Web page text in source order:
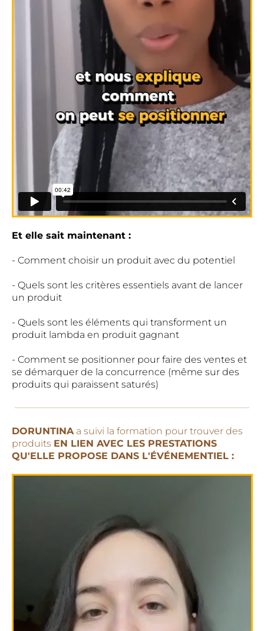
Et elle sait maintenant :
- Comment choisir un produit avec du potentiel
- Quels sont les critères essentiels avant de lancer
un produit
- Quels sont les éléments qui transforment un
produit lambda en produit gagnant
- Comment se positionner pour faire des ventes et
se démarquer de la concurrence (même sur des
produits qui paraissent saturés)
DORUNTINA a suivi la formation pour trouver des
produits EN LIEN AVEC LES PRESTATIONS
QU'ELLE PROPOSE DANS L'ÉVÉNEMENTIEL :